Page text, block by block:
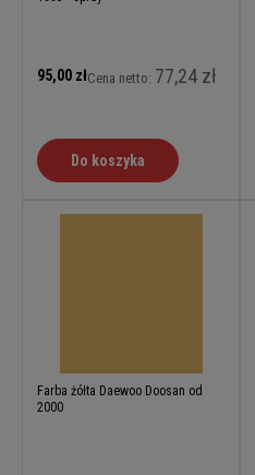
95,00 złCena netto: 77,24 zł
Do koszyka
Farba żółta Daewoo Doosan od
2000